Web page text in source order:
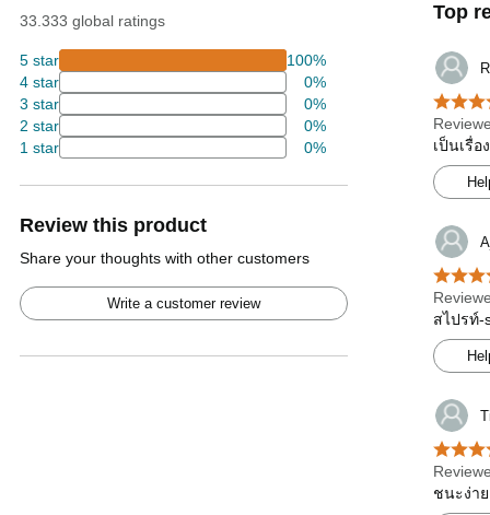
33.333 global ratings
5 star
100%
4 star
0%
3 star
0%
2 star
0%
1 star
0%
Review this product
Share your thoughts with other customers
Write a customer review
Top
เป็นเรื่
สไปรท์-
ชนะง่า